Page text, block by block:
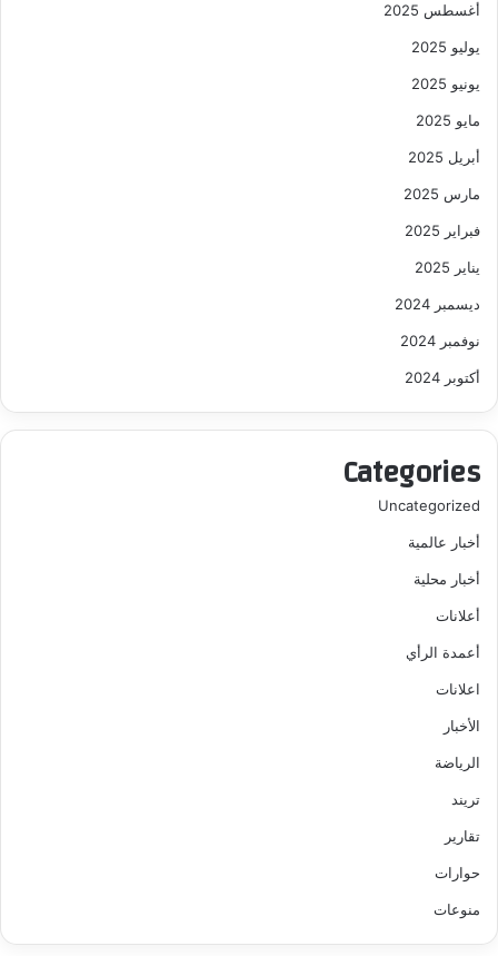
أغسطس 2025
يوليو 2025
يونيو 2025
مايو 2025
أبريل 2025
مارس 2025
فبراير 2025
يناير 2025
ديسمبر 2024
نوفمبر 2024
أكتوبر 2024
Categories
Uncategorized
أخبار عالمية
أخبار محلية
أعلانات
أعمدة الرأي
اعلانات
الأخبار
الرياضة
تريند
تقارير
حوارات
منوعات